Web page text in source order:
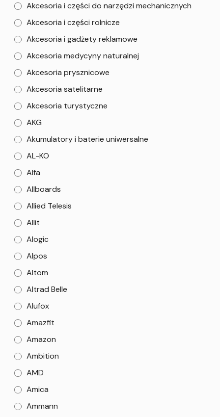
Akcesoria i części do narzędzi mechanicznych
Akcesoria i części rolnicze
Akcesoria i gadżety reklamowe
Akcesoria medycyny naturalnej
Akcesoria prysznicowe
Akcesoria satelitarne
Akcesoria turystyczne
AKG
Akumulatory i baterie uniwersalne
AL-KO
Alfa
Allboards
Allied Telesis
Allit
Alogic
Alpos
Altom
Altrad Belle
Alufox
Amazfit
Amazon
Ambition
AMD
Amica
Ammann